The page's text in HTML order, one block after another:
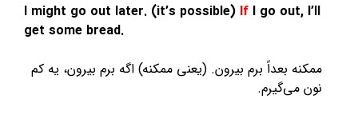
I might go out later. (it’s possible) If I go out, I’ll
get some bread.
ممکنه بعداً برم بیرون. (یعنی ممکنه) اگه برم بیرون، یه کم
نون می‌گیرم.